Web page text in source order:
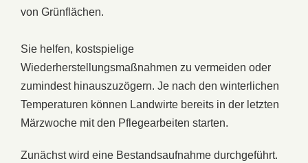
von Grünflächen.
Sie helfen, kostspielige
Wiederherstellungsmaßnahmen zu vermeiden oder
zumindest hinauszuzögern. Je nach den winterlichen
Temperaturen können Landwirte bereits in der letzten
Märzwoche mit den Pflegearbeiten starten.
Zunächst wird eine Bestandsaufnahme durchgeführt.